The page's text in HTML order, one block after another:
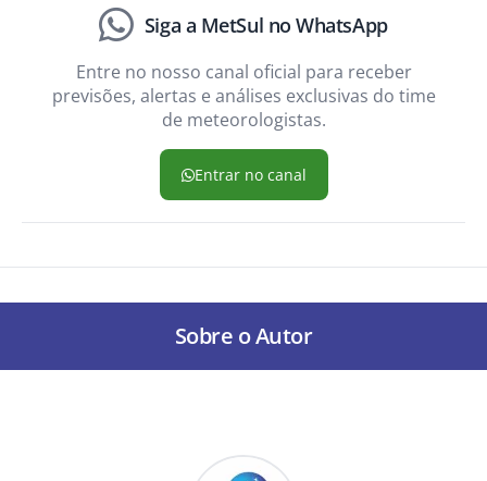
Siga a MetSul no WhatsApp
Entre no nosso canal oficial para receber
previsões, alertas e análises exclusivas do time
de meteorologistas.
Entrar no canal
Sobre o Autor